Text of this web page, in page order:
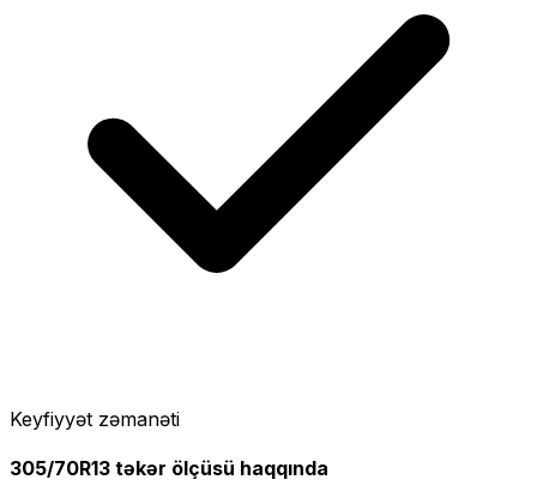
Keyfiyyət zəmanəti
305/70R13 təkər ölçüsü haqqında